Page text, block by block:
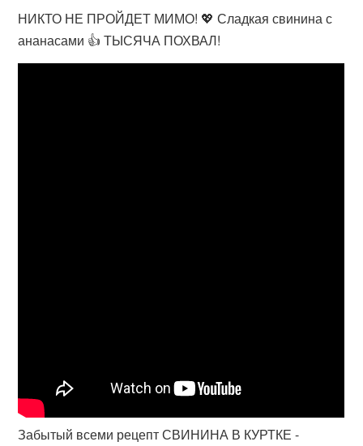
НИКТО НЕ ПРОЙДЕТ МИМО! 💖 Сладкая свинина с
ананасами 👍 ТЫСЯЧА ПОХВАЛ!
Забытый всеми рецепт СВИНИНА В КУРТКЕ -